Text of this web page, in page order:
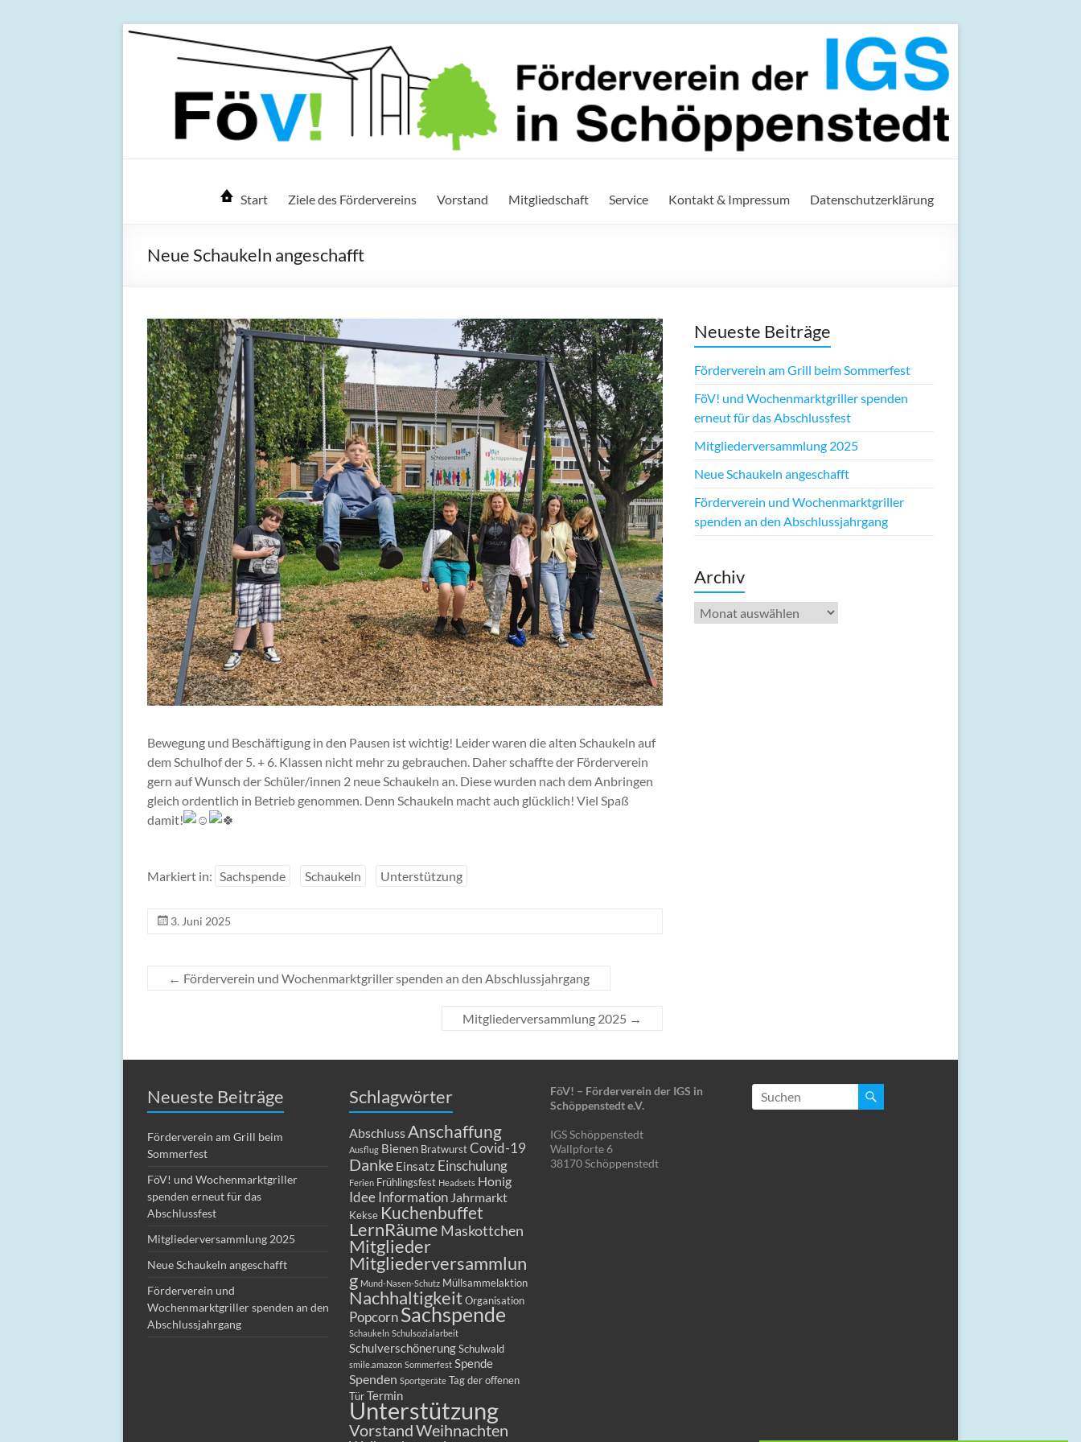
Zum
FöV! – Förderverein der IGS in Schöppenstedt
Start Ziele des Fördervereins Vorstand Mitgliedschaft Service Kontakt & Impressum Datenschutzerklärung
Neue Schaukeln angeschafft
Bewegung und Beschäftigung in den Pausen ist wichtig! Leider waren die alten Schaukeln auf
dem Schulhof der 5. + 6. Klassen nicht mehr zu gebrauchen. Daher schaffte der Förderverein
gern auf Wunsch der Schüler/innen 2 neue Schaukeln an. Diese wurden nach dem Anbringen
gleich ordentlich in Betrieb genommen. Denn Schaukeln macht auch glücklich! Viel Spaß
damit!
Markiert in: Sachspende Schaukeln Unterstützung
3. Juni 2025
← Förderverein und Wochenmarktgriller spenden an den Abschlussjahrgang
Mitgliederversammlung 2025 →
Neueste Beiträge
Förderverein am Grill beim Sommerfest
FöV! und Wochenmarktgriller spenden
erneut für das Abschlussfest
Mitgliederversammlung 2025
Neue Schaukeln angeschafft
Förderverein und Wochenmarktgriller
spenden an den Abschlussjahrgang
Archiv
Archiv
Neueste Beiträge
Förderverein am Grill beim
Sommerfest
FöV! und Wochenmarktgriller
spenden erneut für das
Abschlussfest
Mitgliederversammlung 2025
Neue Schaukeln angeschafft
Förderverein und
Wochenmarktgriller spenden an den
Abschlussjahrgang
Schlagwörter
Abschluss Anschaffung
Ausflug Bienen Bratwurst Covid-19
Danke Einsatz Einschulung
Ferien Frühlingsfest Headsets Honig
Idee Information Jahrmarkt
Kekse Kuchenbuffet
LernRäume Maskottchen
Mitglieder
Mitgliederversammlun
g Mund-Nasen-Schutz Müllsammelaktion
Nachhaltigkeit Organisation
Popcorn Sachspende
Schaukeln Schulsozialarbeit
Schulverschönerung Schulwald
smile.amazon Sommerfest Spende
Spenden Sportgeräte Tag der offenen
Tür Termin
Unterstützung
VorstandWeihnachten
FöV! – Förderverein der IGS in
Schöppenstedt e.V.
IGS Schöppenstedt
Wallpforte 6
38170 Schöppenstedt